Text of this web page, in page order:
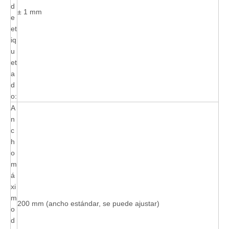
d
e
et
iq
u
et
a
d
o:
± 1 mm
A
n
c
h
o
m
á
xi
m
o
d
200 mm (ancho estándar, se puede ajustar)